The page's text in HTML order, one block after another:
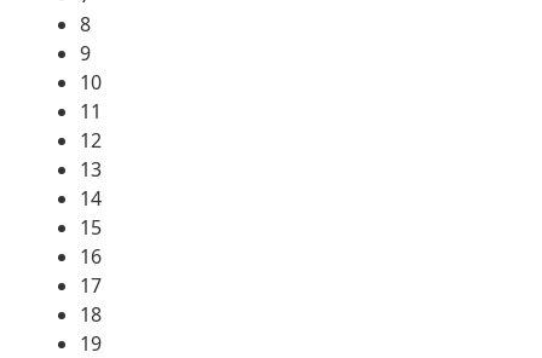
8
9
10
11
12
13
14
15
16
17
18
19